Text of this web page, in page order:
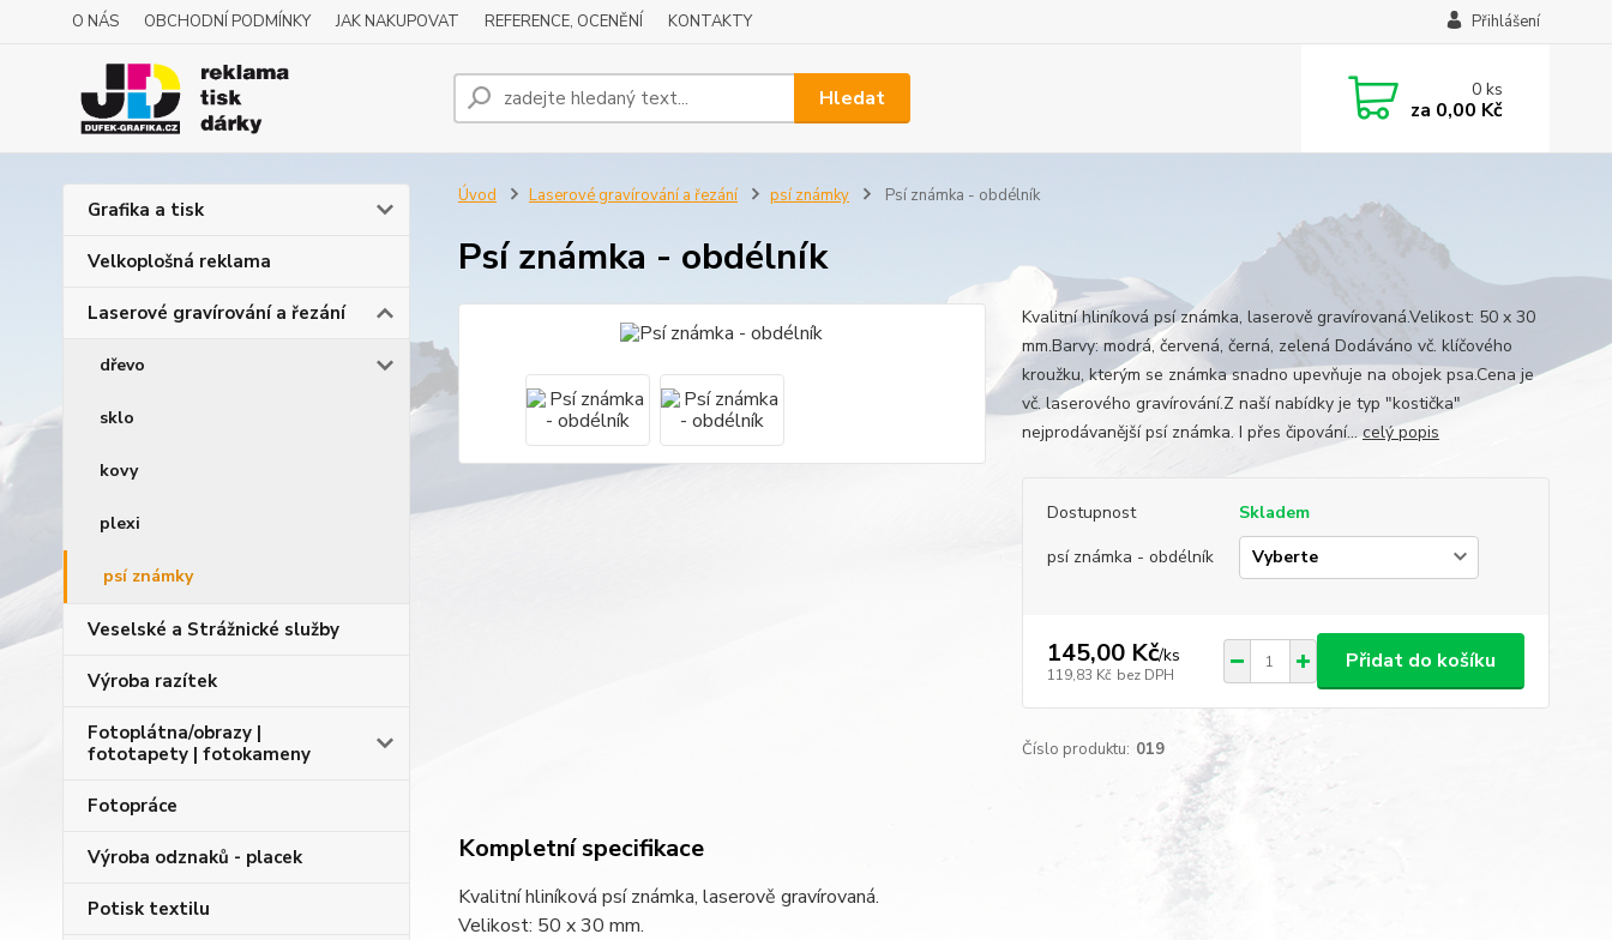
O NÁS OBCHODNÍ PODMÍNKY JAK NAKUPOVAT REFERENCE, OCENĚNÍ KONTAKTY Přihlášení
Hledat 0ks
za 0,00 Kč
Grafika a tisk
Velkoplošná reklama
Laserové gravírování a řezání
dřevo
sklo
kovy
plexi
psí známky
Veselské a Strážnické služby
Výroba razítek
Fotoplátna/obrazy |
fototapety | fotokameny
Fotopráce
Výroba odznaků - placek
Potisk textilu
Úvod Laserové gravírování a řezání psí známky Psí známka - obdélník
Psí známka - obdélník
Kvalitní hliníková psí známka, laserově gravírovaná.Velikost: 50 x 30
mm.Barvy: modrá, červená, černá, zelená Dodáváno vč. klíčového
kroužku, kterým se známka snadno upevňuje na obojek psa.Cena je
vč. laserového gravírování.Z naší nabídky je typ "kostička"
nejprodávanější psí známka. I přes čipování... celý popis
Dostupnost
Skladem
psí známka - obdélník
145,00 Kč/ks
119,83 Kč bez DPH
Přidat do košíku
Číslo produktu: 019
Kompletní specifikace
Kvalitní hliníková psí známka, laserově gravírovaná.
Velikost: 50 x 30 mm.